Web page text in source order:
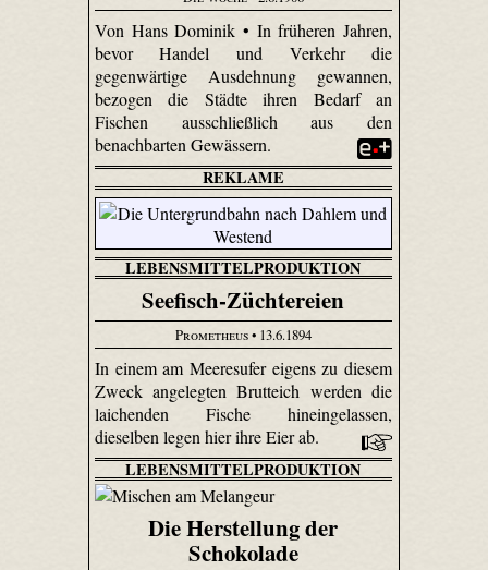
Von Hans Dominik • In früheren Jahren,
bevor Handel und Verkehr die
gegenwärtige Ausdehnung gewannen,
bezogen die Städte ihren Bedarf an
Fischen ausschließlich aus den
benachbarten Gewässern.
REKLAME
LEBENSMITTELPRODUKTION
Seefisch-Züchtereien
Prometheus• 13.6.1894
In einem am Meeresufer eigens zu diesem
Zweck angelegten Brutteich werden die
laichenden Fische hineingelassen,
dieselben legen hier ihre Eier ab.
LEBENSMITTELPRODUKTION
Die Herstellung der
Schokolade